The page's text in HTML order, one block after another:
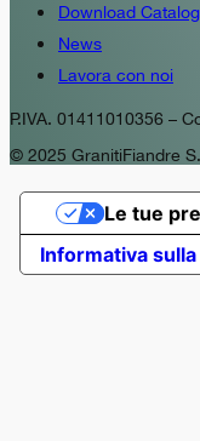
Download
News
Lavora con noi
P.IVA. 01411010356 –
© 2025 GranitiFiandre
Informativa
Le tue